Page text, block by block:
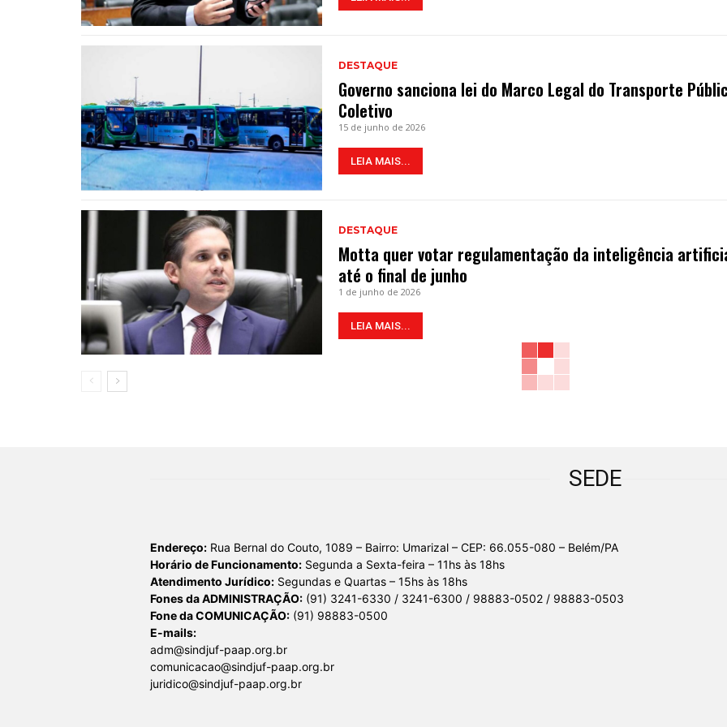
DESTAQUE
Governo sanciona lei do Marco Legal do Transporte
Coletivo
15 de junho de 2026
LEIA MAIS...
DESTAQUE
Motta quer votar regulamentação da inteligência
até o final de junho
1 de junho de 2026
LEIA MAIS...
SEDE
Endereço: Rua Bernal do Couto, 1089 – Bairro: Umarizal – CEP: 66.055-080 – Belém/PA
Horário de Funcionamento: Segunda a Sexta-feira – 11hs às 18hs
Atendimento Jurídico: Segundas e Quartas – 15hs às 18hs
Fones da ADMINISTRAÇÃO: (91) 3241-6330 / 3241-6300 / 98883-0502 / 98883-0503
Fone da COMUNICAÇÃO: (91) 98883-0500
E-mails:
adm@sindjuf-paap.org.br
comunicacao@sindjuf-paap.org.br
juridico@sindjuf-paap.org.br